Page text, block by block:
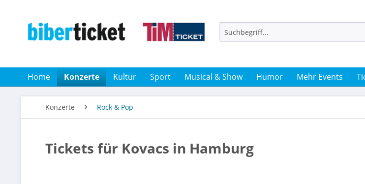
Home Konzerte Kultur Sport Musical & Show Humor Mehr Events
Konzerte Rock & Pop
Tickets für Kovacs in Hamburg